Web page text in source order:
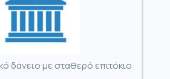
δάνειο με σταθερό επιτόκιο